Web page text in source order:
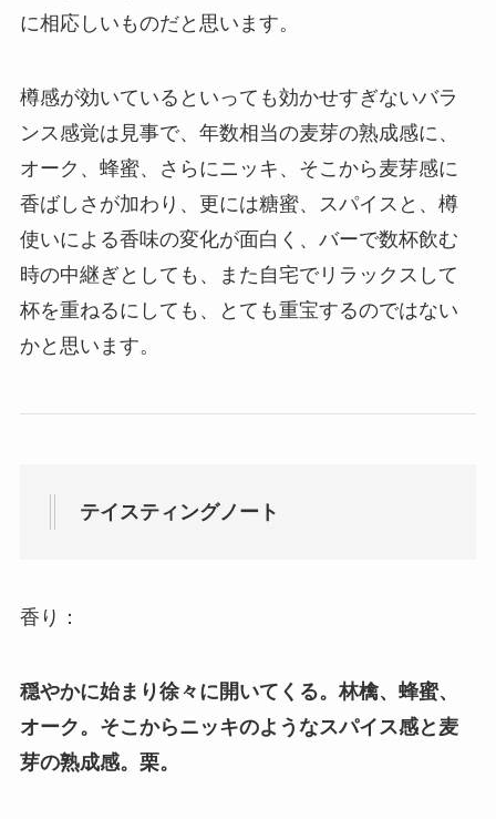
に相応しいものだと思います。
樽感が効いているといっても効かせすぎないバラ
ンス感覚は見事で、年数相当の麦芽の熟成感に、
オーク、蜂蜜、さらにニッキ、そこから麦芽感に
香ばしさが加わり、更には糖蜜、スパイスと、樽
使いによる香味の変化が面白く、バーで数杯飲む
時の中継ぎとしても、また自宅でリラックスして
杯を重ねるにしても、とても重宝するのではない
かと思います。
テイスティングノート
香り：
穏やかに始まり徐々に開いてくる。林檎、蜂蜜、
オーク。そこからニッキのようなスパイス感と麦
芽の熟成感。栗。